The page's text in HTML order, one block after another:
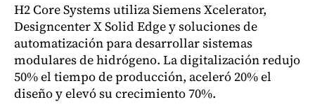
H2 Core Systems utiliza Siemens Xcelerator,
Designcenter X Solid Edge y soluciones de
automatización para desarrollar sistemas
modulares de hidrógeno. La digitalización redujo
50% el tiempo de producción, aceleró 20% el
diseño y elevó su crecimiento 70%.